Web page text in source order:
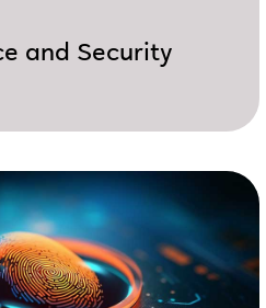
and Security